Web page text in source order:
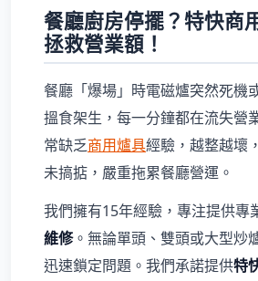
餐廳廚房停擺？特快商
拯救營業額！
餐廳「爆場」時電磁爐突然死機
搵食架生，每一分鐘都在流失營
常缺乏商用爐具經驗，越整越壞
未搞掂，嚴重拖累餐廳營運。
我們擁有15年經驗，專注提供專
維修。無論單頭、雙頭或大型炒
迅速鎖定問題。我們承諾提供特